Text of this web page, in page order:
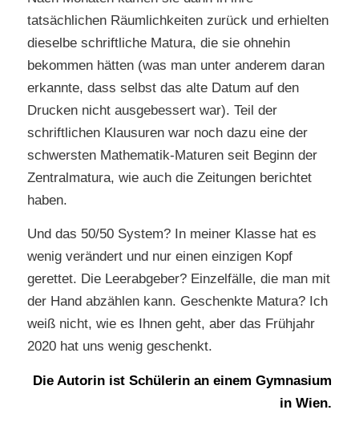
tatsächlichen Räumlichkeiten zurück und erhielten
dieselbe schriftliche Matura, die sie ohnehin
bekommen hätten (was man unter anderem daran
erkannte, dass selbst das alte Datum auf den
Drucken nicht ausgebessert war). Teil der
schriftlichen Klausuren war noch dazu eine der
schwersten Mathematik-Maturen seit Beginn der
Zentralmatura, wie auch die Zeitungen berichtet
haben.
Und das 50/50 System? In meiner Klasse hat es
wenig verändert und nur einen einzigen Kopf
gerettet. Die Leerabgeber? Einzelfälle, die man mit
der Hand abzählen kann. Geschenkte Matura? Ich
weiß nicht, wie es Ihnen geht, aber das Frühjahr
2020 hat uns wenig geschenkt.
Die Autorin ist Schülerin an einem Gymnasium
in Wien.